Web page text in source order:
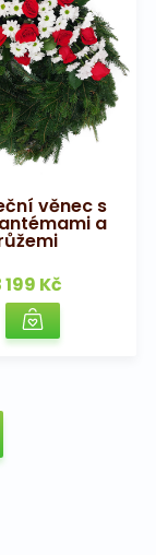
věnec s
a
199 Kč